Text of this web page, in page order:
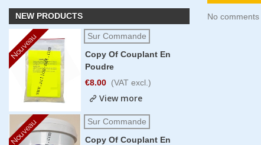
NEW PRODUCTS
Nouveau
Sur Commande
Copy Of Couplant En
Poudre
€8.00 (VAT excl.)
View more
Nouveau
Sur Commande
Copy Of Couplant En
No comments